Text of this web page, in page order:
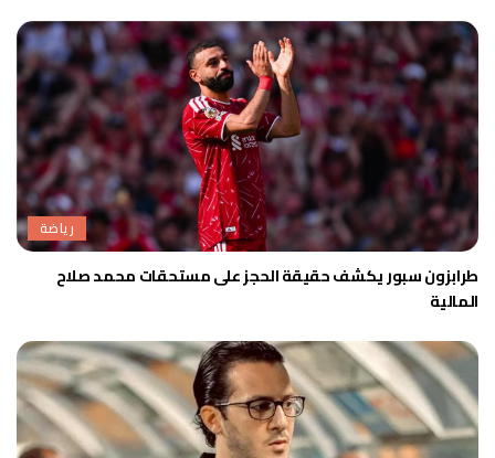
رياضة
طرابزون سبور يكشف حقيقة الحجز على مستحقات محمد صلاح
المالية